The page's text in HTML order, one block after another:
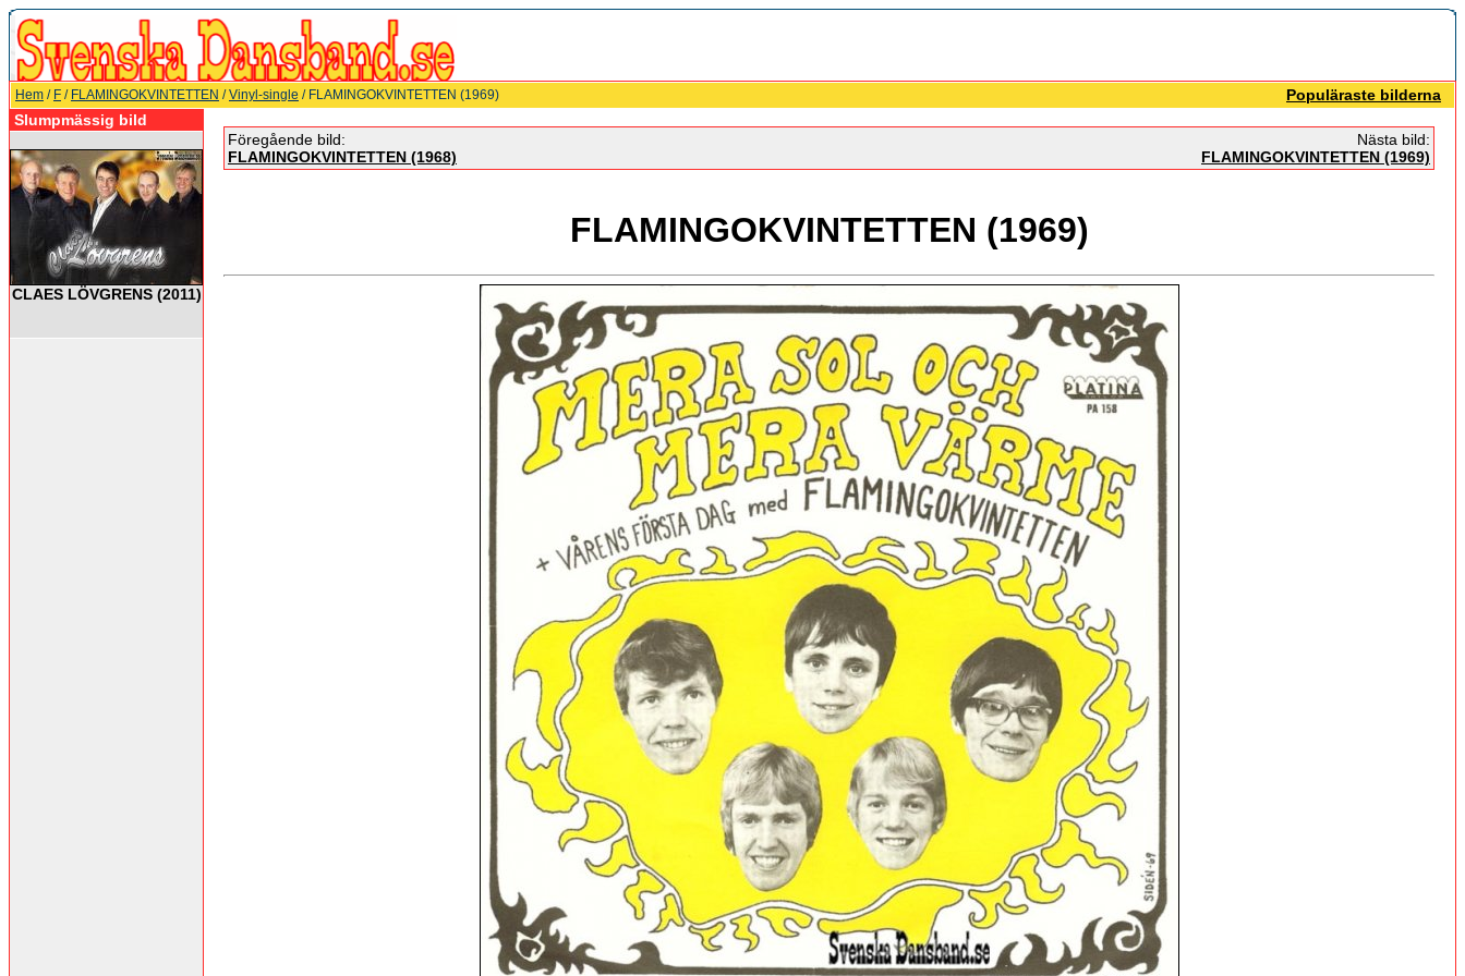
Hem / F / FLAMINGOKVINTETTEN /Vinyl-single / FLAMINGOKVINTETTEN (1969)
Populäraste bilderna
Slumpmässig bild
CLAES LÖVGRENS (2011)
Föregående bild:
FLAMINGOKVINTETTEN (1968)
Nästa bild:
FLAMINGOKVINTETTEN (1969)
FLAMINGOKVINTETTEN (1969)